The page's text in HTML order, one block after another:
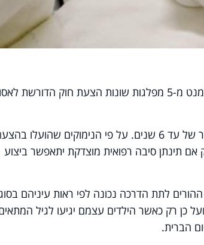
הצעת חוק מזעזעת: לאחרונה הגישו באיסלנד חברי פרלמנט מ-5 מפלגות שונות הצעת חוק הדורשת
בהתאם להצעת החוק, העובר על החוק יקבל עונש מאסר של עד 6 שנים. על פי הנימוקים שהועלו
אם תינתן סיבה רפואית מוצדקת יתאפשר ביצוע
לתת הדרכה נכונה לפי ראות עיניהם
כן רק כאשר הילדים עצמם יגיעו לגיל
הברית.